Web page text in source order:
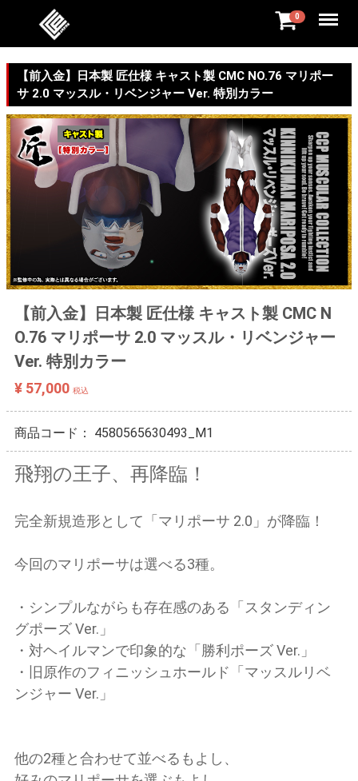
0 Menu
【前入金】日本製 匠仕様 キャスト製 CMC NO.76 マリポー
サ 2.0 マッスル・リベンジャー Ver. 特別カラー
【前入金】日本製 匠仕様 キャスト製 CMC N
O.76 マリポーサ 2.0 マッスル・リベンジャー
Ver. 特別カラー
¥ 57,000 税込
商品コード： 4580565630493_M1
飛翔の王子、再降臨！
完全新規造形として「マリポーサ 2.0」が降臨！
今回のマリポーサは選べる3種。
・シンプルながらも存在感のある「スタンディン
グポーズ Ver.」
・対ヘイルマンで印象的な「勝利ポーズ Ver.」
・旧原作のフィニッシュホールド「マッスルリベ
ンジャー Ver.」
他の2種と合わせて並べるもよし、